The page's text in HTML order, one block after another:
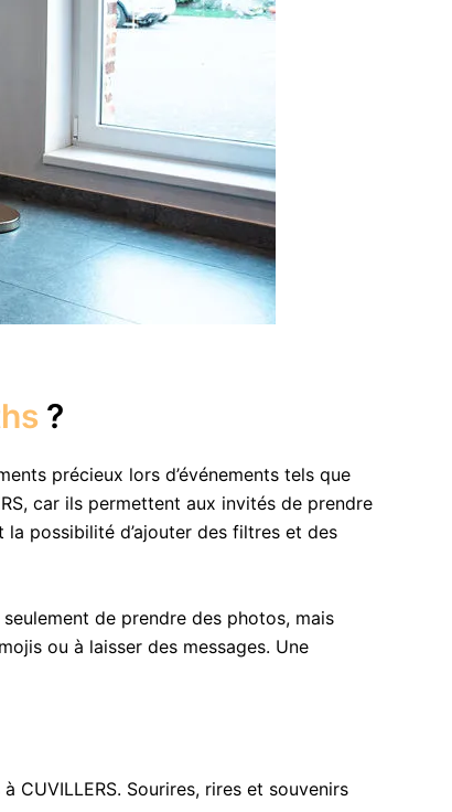
?
précieux lors d’événements tels que
car ils permettent aux invités de prendre
possibilité d’ajouter des filtres et des
de prendre des photos, mais
ou à laisser des messages. Une
Sourires, rires et souvenirs